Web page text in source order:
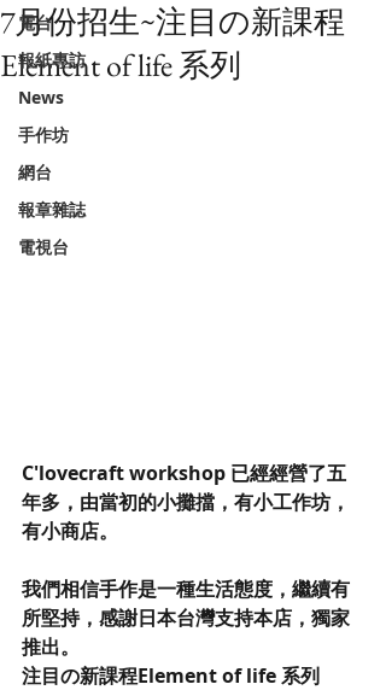
電台
報紙專訪
News
手作坊
網台
報章雜誌
電視台
7月份招生~注目の新課程
Element of life 系列
C'lovecraft workshop 已經經營了五
年多，由當初的小攤擋，有小工作坊，
有小商店。
我們相信手作是一種生活態度，繼續有
所堅持，感謝日本台灣支持本店，獨家
推出。
注目の新課程Element of life 系列